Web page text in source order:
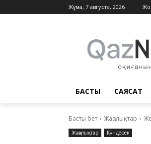
Жұма, 7 августа, 2026
БАСТЫ САЯСАТ
Басты бет Жаңалықтар
Жаңалықтар Күндерек